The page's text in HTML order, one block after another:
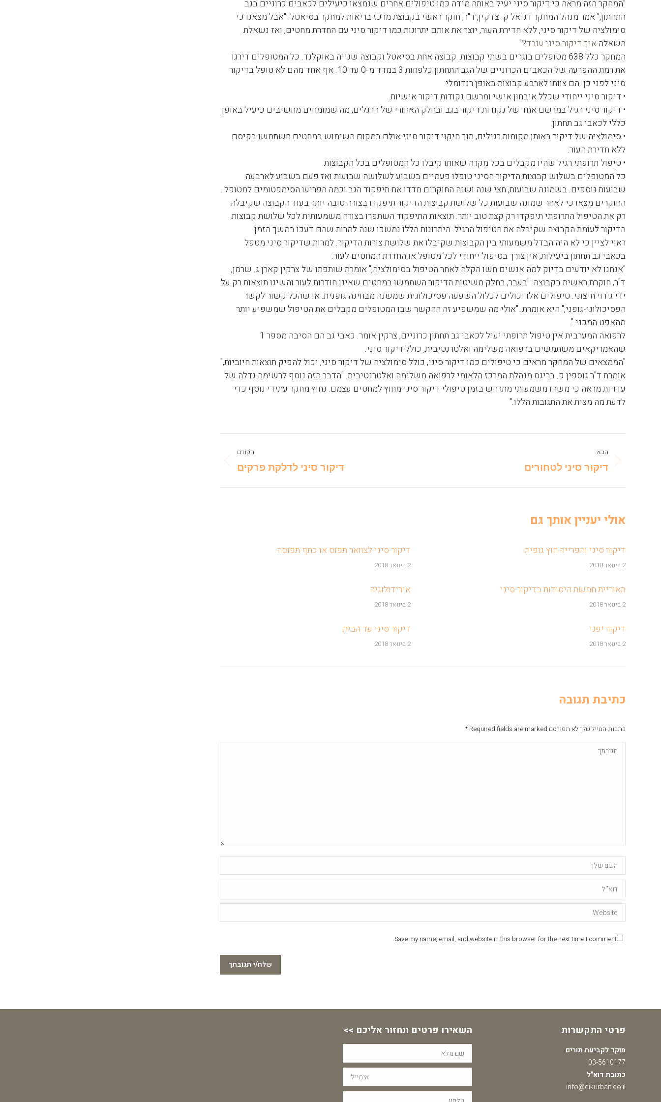
"המחקר הזה מראה כי דיקור סיני יעיל באותה מידה כמו טיפולים אחרים שנמצאו כיעילים לכאבים כרוניים בגב
התחתון," אמר מנהל המחקר דניאל ק. צ'רקין, ד"ר, חוקר ראשי בקבוצת מרכז בריאות למחקר בסיאטל. "אבל מצאנו כי
סימולציה של דיקור סיני, ללא חדירת העור, יוצר את אותם יתרונות כמו דיקור סיני עם החדרת מחטים, ואז נשאלת
השאלהאיך דיקור סיני עובד?"
המחקר כלל 638 מטופלים בוגרים בשתי קבוצות. קבוצה אחת בסיאטל וקבוצה שנייה באוקלנד. כל המטופלים דירגו
את רמת ההפרעה של הכאבים הכרוניים של הגב התחתון כלפחות 3 במדד מ-0 עד 10. אף אחד מהם לא טופל בדיקור
סיני לפני כן. הם צוותו לארבע קבוצות באופן רנדומלי:
• דיקור סיני ייחודי שכלל איבחון אישי ומרשם נקודות דיקור אישיות.
• דיקור סיני רגיל במרשם אחד של נקודות דיקור בגב ובחלק האחורי של הרגלים, מה שמומחים מחשיבים כיעיל באופן
כללי לכאבי גב תחתון.
• סימולציה של דיקור באותן מקומות רגילים, תוך חיקוי דיקור סיני אולם במקום השימוש במחטים השתמשו בקיסם
ללא חדירת העור.
• טיפול תרופתי רגיל שהיו מקבלים בכל מקרה שאותו קיבלו כל המטופלים בכל הקבוצות.
כל המטופלים בשלוש קבוצות הדיקור הסיני טופלו פעמיים בשבוע לשלושה שבועות ואז פעם בשבוע לארבעה
שבועות נוספים. בשמונה שבועות, חצי שנה ושנה החוקרים מדדו את תיפקוד הגב וכמה הפריעו הסימפטומים למטופל.
החוקרים מצאו כי לאחר שמונה שבועות כל שלושת קבוצות הדיקור תיפקדו בצורה טובה יותר בעוד הקבוצה שקיבלה
רק את הטיפול התרופתי תיפקדו רק קצת טוב יותר. תוצאות התיפקוד השתפרו בצורה משמעותית לכל שלושת קבוצות
הדיקור לעומת הקבוצה שקיבלה את הטיפול הרגיל. היתרונות הללו נמשכו שנה למרות שהם דעכו במשך הזמן.
ראוי לציין כי לא היה הבדל משמעותי בין הקבוצות שקיבלו את שלושת צורות הדיקור. למרות שדיקור סיני מטפל
בכאבי גב תחתון ביעילות, אין צורך בטיפול ייחודי לכל מטופל או החדרת המחטים לעור.
"אנחנו לא יודעים בדיוק למה אנשים חשו הקלה לאחר הטיפול בסימולציה," אומרת שותפתו של צרקין קארן ג. שרמן,
ד"ר, חוקרת ראשית בקבוצה. "בעבר, בחלק משיטות הדיקור השתמשו במחטים שאינן חודרות לעור והשיגו תוצאות רק על
ידי גירוי חיצוני. טיפולים אלו יכולים לכלול השפעה פסיכולוגית שמשנה מבחינה גופנית. או שהכל קשור לקשר
הפסיכולוגי-גופני," היא אומרת. "אולי מה שמשפיע זה ההקשר שבו המטופלים מקבלים את הטיפול שמשפיע יותר
מהאפט המכני."
לרפואה המערבית אין טיפול תרופתי יעיל לכאבי גב תחתון כרוניים, צרקין אומר. כאבי גב הם הסיבה מספר 1
שהאמריקאים משתמשים ברפואה משלימה ואלטרנטיבית, כולל דיקור סיני.
"הממצאים של המחקר מראים כי טיפולים כמו דיקור סיני, כולל סימולציה של דיקור סיני, יכול להפיק תוצאות חיוביות,"
אומרת ד"ר גוספין פ. בריגס מנהלת המרכז הלאומי לרפואה משלימה ואלטרנטיבית. "הדבר הזה נוסף לרשימה גדלה של
עדויות מראה כי משהו משמעותי מתרחש בזמן טיפולי דיקור סיני מחוץ למחטים עצמם. נחוץ מחקר עתידי נוסף כדי
לדעת מה מצית את התגובות הללו."
Post
navigation
הקודם
Previousדיקור סיני לדלקת פרקים
הבא
Next
דיקור סיני לטחורים
אולי יעניין אותך גם
דיקור סיני והפרייה חוץ גופית
2 בינואר 2018
דיקור סיני לצוואר תפוס או כתף תפוסה
2 בינואר 2018
תאוריית חמשת היסודות בדיקור סיני
2 בינואר 2018
אירידולוגיה
2 בינואר 2018
דיקור יפני
2 בינואר 2018
דיקור סיני עד הבית
2 בינואר 2018
כתיבת תגובה
כתבות המייל שלך לא תפורסם Required fields are marked *
תגובתך
Name *
Email *
Website
Save my name, email, and website in this browser for the next time I comment.
שלח/י תגובתך
פרטי התקשרות
מוקד לקביעת תורים
03-5610177
כתובת דוא"ל
info@dikurbait.co.il
השאירו פרטים ונחזור אליכם >>